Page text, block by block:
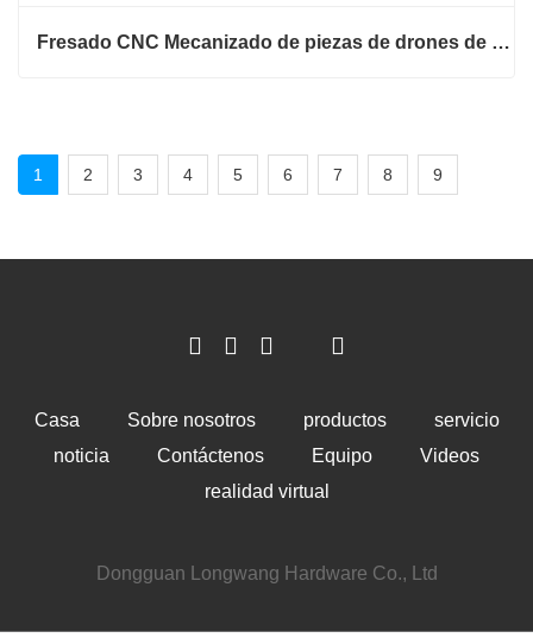
Fresado CNC Mecanizado de piezas de drones de aluminio
1 2 3 4 5 6 7 8 9
Casa Sobre nosotros productos
servicio
noticia
Contáctenos Equipo
Videos
realidad virtual
Dongguan Longwang Hardware Co., Ltd